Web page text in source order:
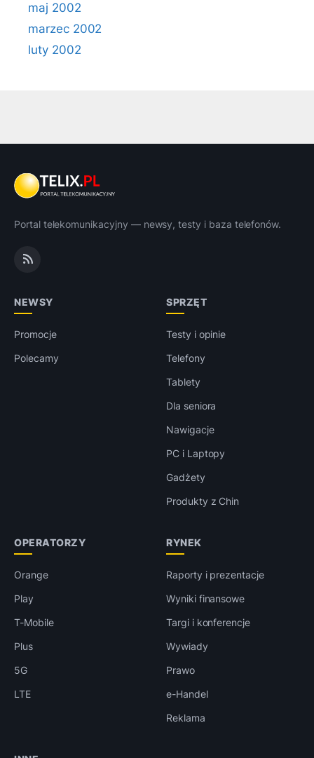
maj 2002
marzec 2002
luty 2002
Portal telekomunikacyjny — newsy, testy i baza telefonów.
NEWSY
Promocje
Polecamy
SPRZĘT
Testy i opinie
Telefony
Tablety
Dla seniora
Nawigacje
PC i Laptopy
Gadżety
Produkty z Chin
OPERATORZY
Orange
Play
T-Mobile
Plus
5G
LTE
RYNEK
Raporty i prezentacje
Wyniki finansowe
Targi i konferencje
Wywiady
Prawo
e-Handel
Reklama